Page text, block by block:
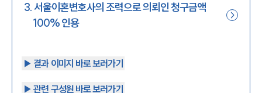
3.서울이혼변호사의 조력으로 의뢰인 청구금액
100% 인용
▶︎ 결과 이미지 바로 보러가기
▶︎ 관련 구성원 바로 보러가기